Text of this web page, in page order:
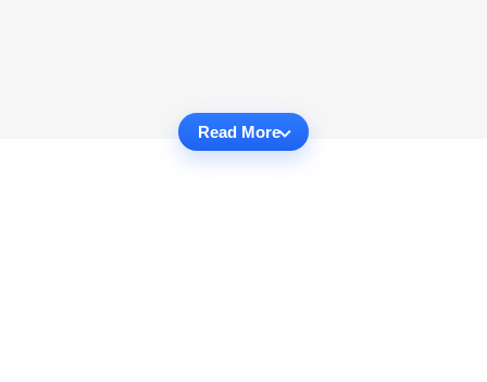
Read More